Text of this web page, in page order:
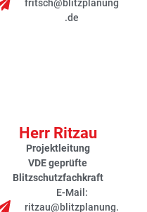
fritsch@blitzplanung
.de
Herr Ritzau
Projektleitung
VDE geprüfte
Blitzschutzfachkraft
E-Mail:
ritzau@blitzplanung.